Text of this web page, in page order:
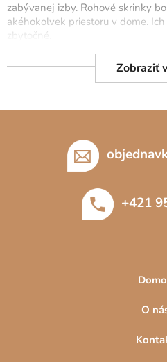
i
e
r
v
k
p
i
u
zabývanej izby. Rohové skrinky
akéhokoľvek priestoru v dome.
zbytočné.
Okrem toho, že nezaberú veľa
skladajú z úložných priestorov na
2-dverovéalebo3-
našu celú ponuku detského
Zobraziť
+421
O